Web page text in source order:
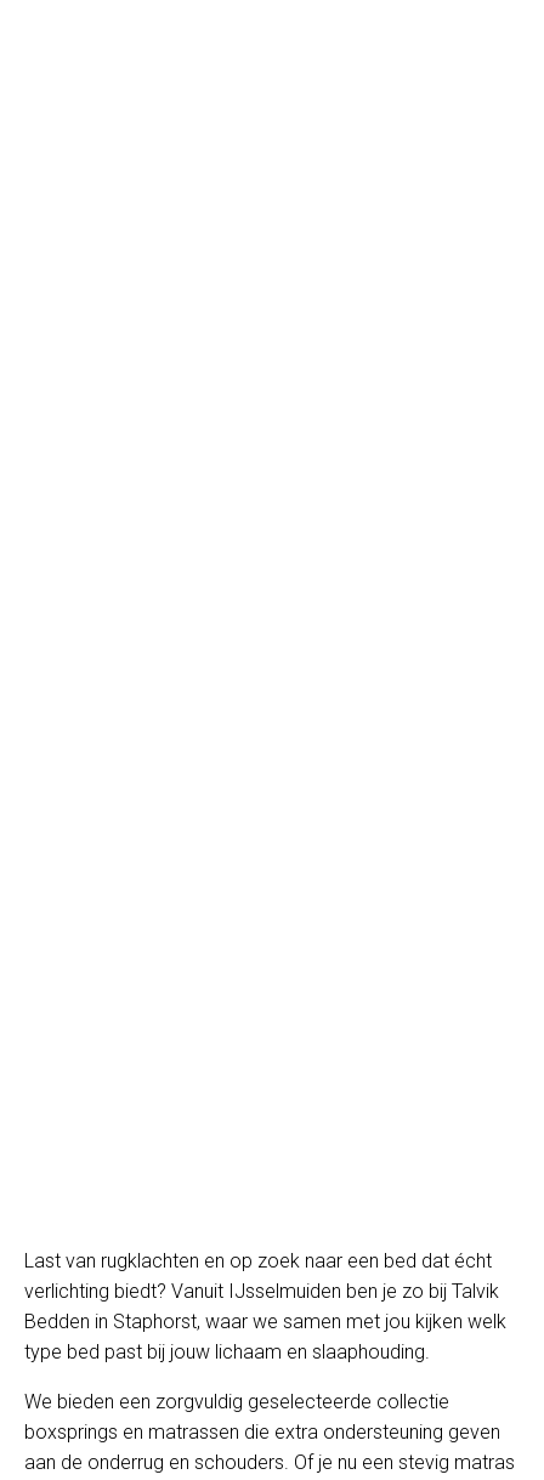
Last van rugklachten en op zoek naar een bed dat écht
verlichting biedt? Vanuit IJsselmuiden ben je zo bij Talvik
Bedden in Staphorst, waar we samen met jou kijken welk
type bed past bij jouw lichaam en slaaphouding.
We bieden een zorgvuldig geselecteerde collectie
boxsprings en matrassen die extra ondersteuning geven
aan de onderrug en schouders. Of je nu een stevig matras